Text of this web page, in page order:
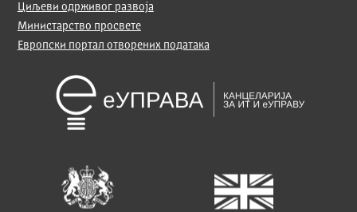
Циљеви одрживог развоја
Министарство просвете
Европски портал отворених података